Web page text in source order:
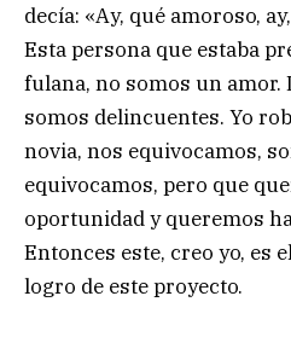
decía: «Ay, qué amoroso,
Esta persona que estaba
fulana, no somos un amor.
somos delincuentes. Yo
novia, nos equivocamos,
equivocamos, pero que
oportunidad y queremos
Entonces este, creo yo, es
logro de este proyecto.